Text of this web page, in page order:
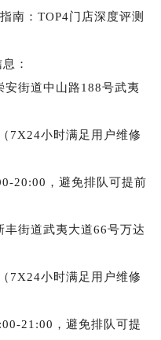
南：TOP4门店深度评测
：
街道中山路188号武夷
7X24小时满足用户维修
20:00，避免排队可提前
街道武夷大道66号万达
7X24小时满足用户维修
21:00，避免排队可提